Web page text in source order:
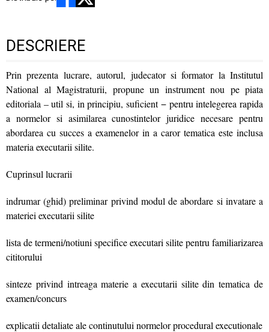
DESCRIERE
Prin prezenta lucrare, autorul, judecator si formator la Institutul
National al Magistraturii, propune un instrument nou pe piata
editoriala – util si, in principiu, suficient − pentru intelegerea rapida
a normelor si asimilarea cunostintelor juridice necesare pentru
abordarea cu succes a examenelor in a caror tematica este inclusa
materia executarii silite.
Cuprinsul lucrarii
indrumar (ghid) preliminar privind modul de abordare si invatare a
materiei executarii silite
lista de termeni/notiuni specifice executari silite pentru familiarizarea
cititorului
sinteze privind intreaga materie a executarii silite din tematica de
examen/concurs
explicatii detaliate ale continutului normelor procedural executionale